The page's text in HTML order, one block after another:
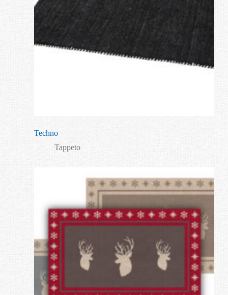
Techno
Tappeto